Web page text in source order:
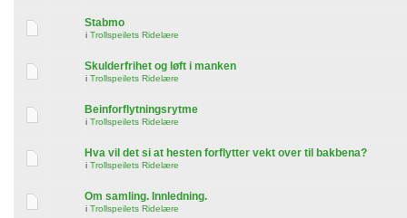
Stabmo
i Trollspeilets Ridelære
Skulderfrihet og løft i manken
i Trollspeilets Ridelære
Beinforflytningsrytme
i Trollspeilets Ridelære
Hva vil det si at hesten forflytter vekt over til bakbena?
i Trollspeilets Ridelære
Om samling. Innledning.
i Trollspeilets Ridelære